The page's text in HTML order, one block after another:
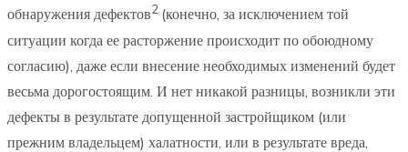
обнаружения дефектов2 (конечно, за исключением той
ситуации когда ее расторжение происходит по обоюдному
согласию), даже если внесение необходимых изменений будет
весьма дорогостоящим. И нет никакой разницы, возникли эти
дефекты в результате допущенной застройщиком (или
прежним владельцем) халатности, или в результате вреда,